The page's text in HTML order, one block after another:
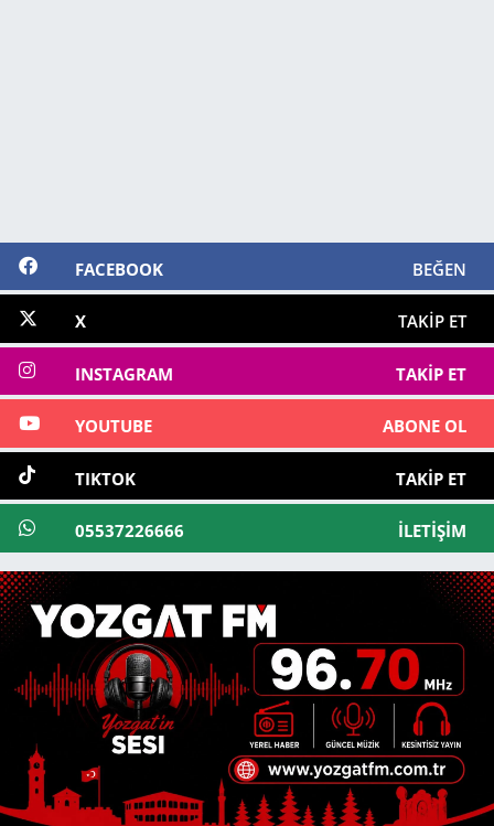
FACEBOOK BEĞEN
X TAKIP ET
INSTAGRAM TAKIP ET
YOUTUBE ABONE OL
TIKTOK TAKIP ET
05537226666 İLETIŞIM